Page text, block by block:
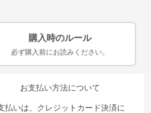
購入時のルール
必ず購入前にお読みください。
お支払い方法について
払いは、クレジットカード決済に